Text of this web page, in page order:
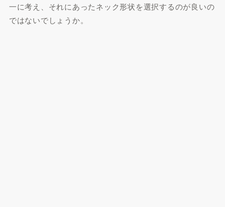
一に考え、それにあったネック形状を選択するのが良いの
ではないでしょうか。